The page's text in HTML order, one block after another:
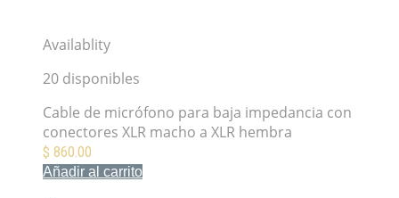
Availablity
20 disponibles
Cable de micrófono para baja impedancia con
conectores XLR macho a XLR hembra
$ 860.00
Añadir al carrito